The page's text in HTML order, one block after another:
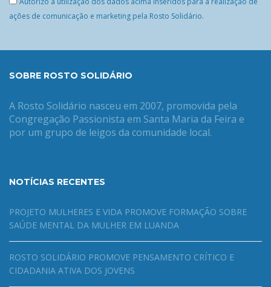
ações de comunicação e marketing pela Rosto Solidário.
SOBRE ROSTO SOLIDÁRIO
A Rosto Solidário nasceu em 2007, promovida pela
Congregação Passionista em Santa Maria da Feira e
por um grupo de leigos da comunidade local.
NOTÍCIAS RECENTES
PROJETO MULHERES E VIDA PROMOVE FORMAÇÃO SOBRE
SAÚDE MENTAL DA MULHER EM LUANDA
ROSTO SOLIDÁRIO PROMOVE PENSAMENTO CRÍTICO E
CIDADANIA ATIVA DOS JOVENS